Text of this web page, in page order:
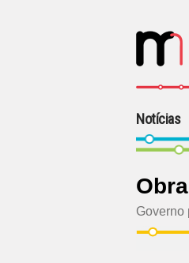
Notícias
Governo